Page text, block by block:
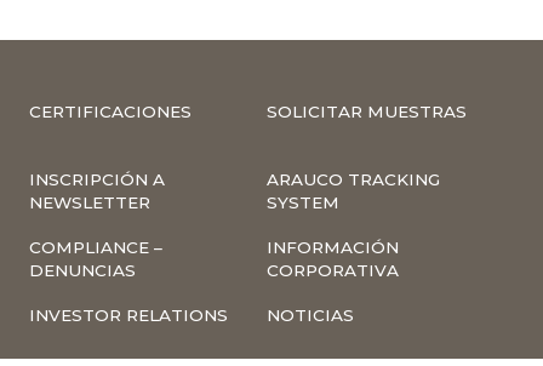
CERTIFICACIONES SOLICITAR MUESTRAS
INSCRIPCIÓN A
NEWSLETTER
ARAUCO TRACKING
SYSTEM
COMPLIANCE –
DENUNCIAS
INFORMACIÓN
CORPORATIVA
INVESTOR RELATIONS NOTICIAS